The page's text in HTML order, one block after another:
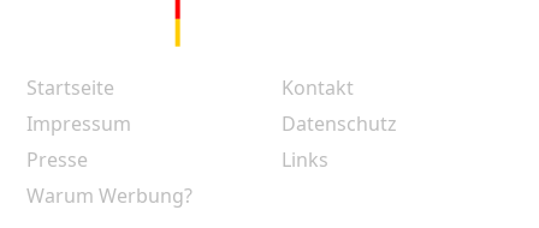
Startseite
Kontakt
Impressum
Datenschutz
Presse
Links
Warum Werbung?